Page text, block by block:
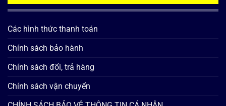
Các hình thức thanh toán
Chính sách bảo hành
Chính sách đổi, trả hàng
Chính sách vận chuyển